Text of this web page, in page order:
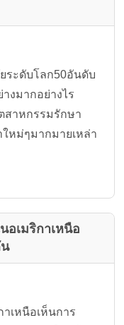
ระดับโลก50อันดับ
งมากอย่างไร
สาหกรรมรักษา
หม่ๆมากมายเหล่า
อเมริกาเหนือ
เหนือเห็นการ